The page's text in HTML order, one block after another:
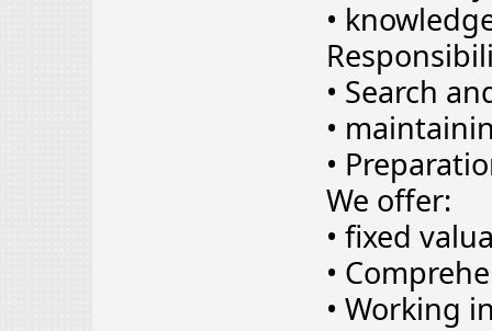
•
• Search
•
•
We offer:
• fixed
•
• Working